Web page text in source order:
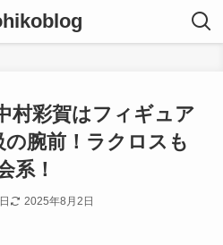
村彩賀はフィギュア
腕前！ラクロスも
系！
2025年8月2日